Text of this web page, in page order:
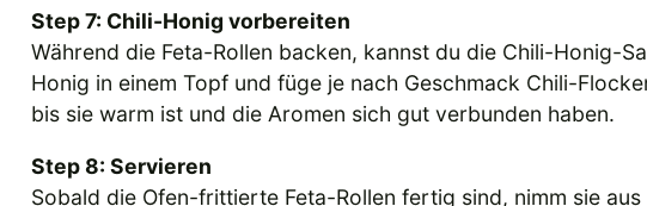
Step 7: Chili-Honig vorbereiten
Während die Feta-Rollen backen, kannst du die Chili-Honig-
Honig in einem Topf und füge je nach Geschmack Chili-
bis sie warm ist und die Aromen sich gut verbunden haben.
Step 8: Servieren
Sobald die Ofen-frittierte Feta-Rollen fertig sind, nimm sie